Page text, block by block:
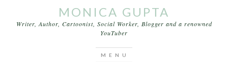
MONICA GUPTA
Writer, Author, Cartoonist, Social Worker, Blogger and a renowned
YouTuber